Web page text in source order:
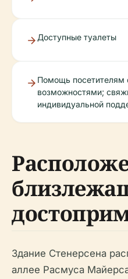
Доступные туалеты
Помощь посетителям
возможностями;
индивидуальной
Здание Стенерсена
аллее Расмуса